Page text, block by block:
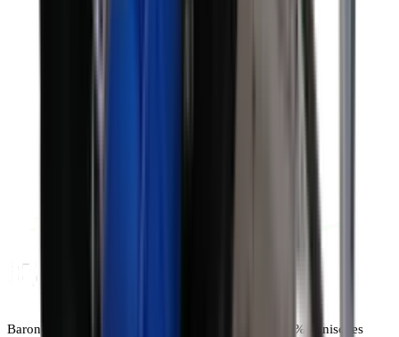
Baron A/S ist ein dynamisches und innovatives 100% dänisches